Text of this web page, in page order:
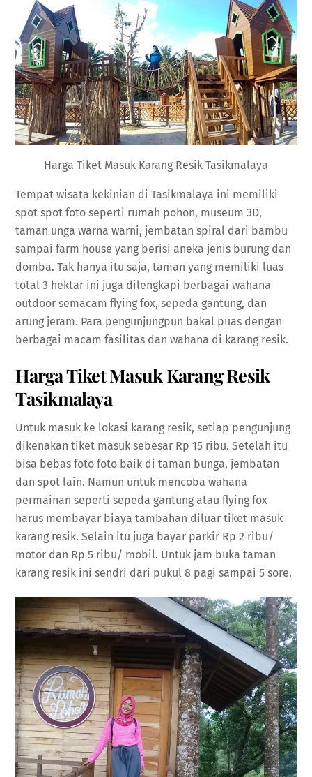
Harga Tiket Masuk Karang Resik Tasikmalaya
Tempat wisata kekinian di Tasikmalaya ini memiliki
spot spot foto seperti rumah pohon, museum 3D,
taman unga warna warni, jembatan spiral dari bambu
sampai farm house yang berisi aneka jenis burung dan
domba. Tak hanya itu saja, taman yang memiliki luas
total 3 hektar ini juga dilengkapi berbagai wahana
outdoor semacam flying fox, sepeda gantung, dan
arung jeram. Para pengunjungpun bakal puas dengan
berbagai macam fasilitas dan wahana di karang resik.
Harga Tiket Masuk Karang Resik
Tasikmalaya
Untuk masuk ke lokasi karang resik, setiap pengunjung
dikenakan tiket masuk sebesar Rp 15 ribu. Setelah itu
bisa bebas foto foto baik di taman bunga, jembatan
dan spot lain. Namun untuk mencoba wahana
permainan seperti sepeda gantung atau flying fox
harus membayar biaya tambahan diluar tiket masuk
karang resik. Selain itu juga bayar parkir Rp 2 ribu/
motor dan Rp 5 ribu/ mobil. Untuk jam buka taman
karang resik ini sendri dari pukul 8 pagi sampai 5 sore.